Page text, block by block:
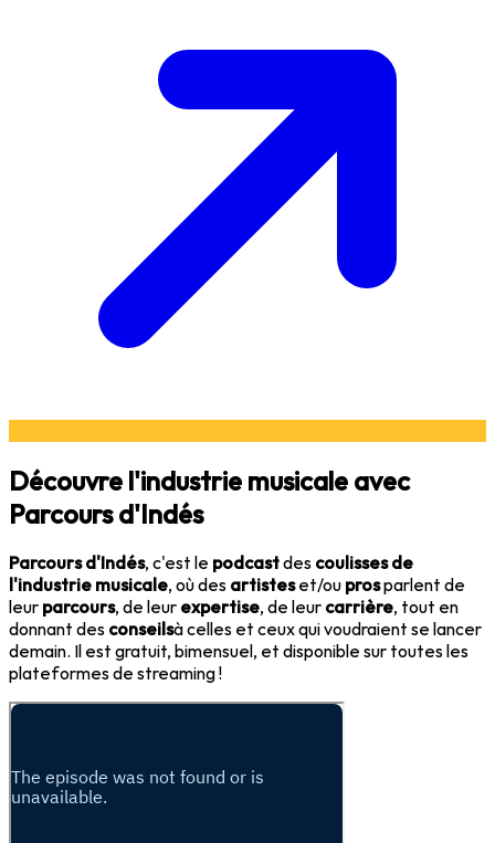
Découvre l'industrie musicale avec
Parcours d'Indés
Parcours d'Indés, c'est le podcastdes coulisses de
l'industrie musicale, où des artisteset/ou prosparlent de
leur parcours, de leur expertise, de leur carrière, tout en
donnant des conseilsà celles et ceux qui voudraient se lancer
demain. Il est gratuit, bimensuel, et disponible sur toutes les
plateformes de streaming !